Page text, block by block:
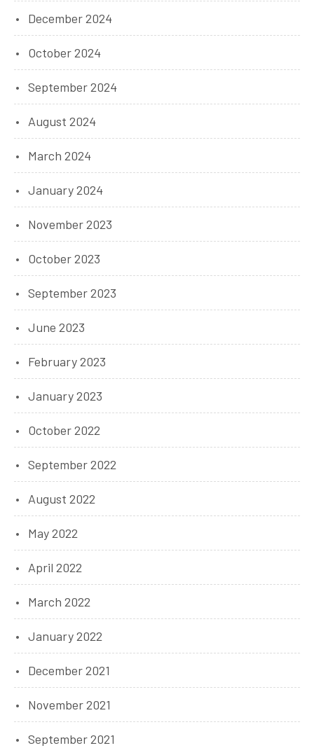
December 2024
October 2024
September 2024
August 2024
March 2024
January 2024
November 2023
October 2023
September 2023
June 2023
February 2023
January 2023
October 2022
September 2022
August 2022
May 2022
April 2022
March 2022
January 2022
December 2021
November 2021
September 2021